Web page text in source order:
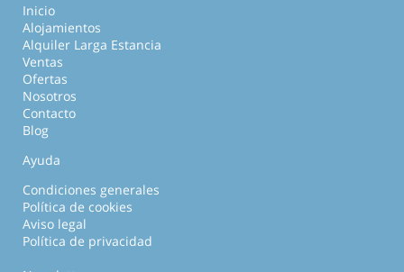
Inicio
Alojamientos
Alquiler Larga Estancia
Ventas
Ofertas
Nosotros
Contacto
Blog
Ayuda
Condiciones generales
Política de cookies
Aviso legal
Política de privacidad